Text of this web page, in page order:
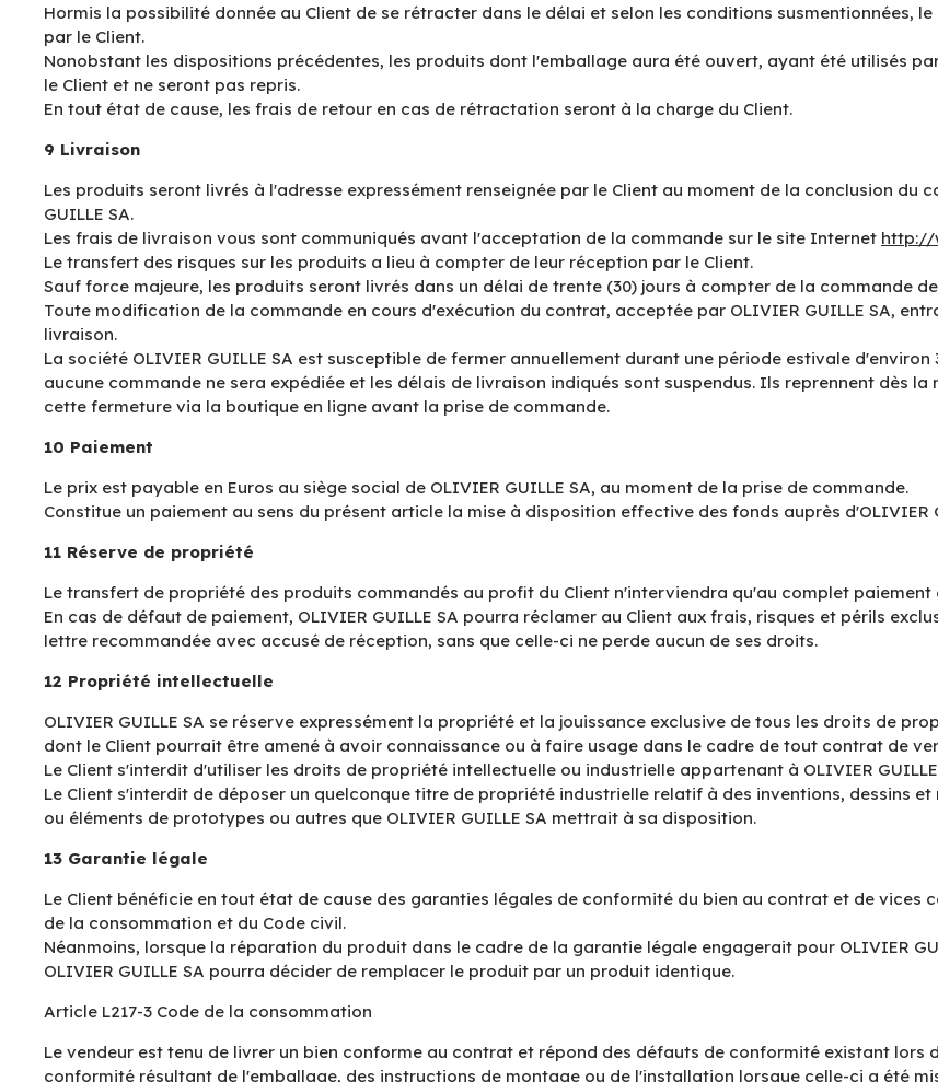
Hormis la possibilité donnée au Client de se rétracter dans le délai et selon les conditions
par le Client.
Nonobstant les dispositions précédentes, les produits dont l'emballage aura été ouvert, ayant été utilisés
le Client et ne seront pas repris.
En tout état de cause, les frais de retour en cas de rétractation seront à la charge du Client.
9 Livraison
Les produits seront livrés à l'adresse expressément renseignée par le Client au moment de la conclusion
GUILLE SA.
Les frais de livraison vous sont communiqués avant l'acceptation de la commande sur le site Internet http://
Le transfert des risques sur les produits a lieu à compter de leur réception par le Client.
Sauf force majeure, les produits seront livrés dans un délai de trente (30) jours à compter de la commande
Toute modification de la commande en cours d'exécution du contrat, acceptée par OLIVIER GUILLE SA,
livraison.
La société OLIVIER GUILLE SA est susceptible de fermer annuellement durant une période estivale
aucune commande ne sera expédiée et les délais de livraison indiqués sont suspendus. Ils reprennent dès
cette fermeture via la boutique en ligne avant la prise de commande.
10 Paiement
Le prix est payable en Euros au siège social de OLIVIER GUILLE SA, au moment de la prise de commande.
Constitue un paiement au sens du présent article la mise à disposition effective des fonds auprès d'OLIVIER
11 Réserve de propriété
Le transfert de propriété des produits commandés au profit du Client n'interviendra qu'au complet paiement
En cas de défaut de paiement, OLIVIER GUILLE SA pourra réclamer au Client aux frais, risques et périls
lettre recommandée avec accusé de réception, sans que celle-ci ne perde aucun de ses droits.
12 Propriété intellectuelle
OLIVIER GUILLE SA se réserve expressément la propriété et la jouissance exclusive de tous les droits de
dont le Client pourrait être amené à avoir connaissance ou à faire usage dans le cadre de tout contrat de
Le Client s'interdit d'utiliser les droits de propriété intellectuelle ou industrielle appartenant à OLIVIER
Le Client s'interdit de déposer un quelconque titre de propriété industrielle relatif à des inventions, dessins
ou éléments de prototypes ou autres que OLIVIER GUILLE SA mettrait à sa disposition.
13 Garantie légale
Le Client bénéficie en tout état de cause des garanties légales de conformité du bien au contrat et de vices
de la consommation et du Code civil.
Néanmoins, lorsque la réparation du produit dans le cadre de la garantie légale engagerait pour OLIVIER
OLIVIER GUILLE SA pourra décider de remplacer le produit par un produit identique.
Article L217-3 Code de la consommation
Le vendeur est tenu de livrer un bien conforme au contrat et répond des défauts de conformité existant
conformité résultant de l'emballage, des instructions de montage ou de l'installation lorsque celle-ci a été